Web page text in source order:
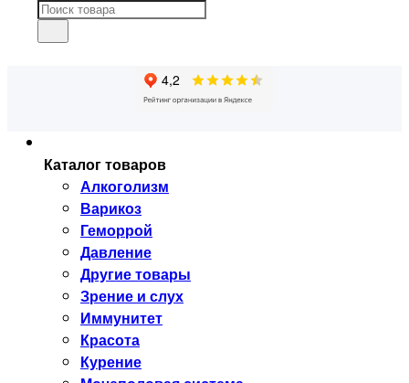
Каталог товаров
Алкоголизм
Варикоз
Геморрой
Давление
Другие товары
Зрение и слух
Иммунитет
Красота
Курение